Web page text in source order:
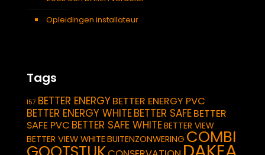
Opleidingen installateur
Tags
157 BETTER ENERGYBETTER ENERGY PVC
BETTER ENERGY WHITEBETTER SAFEBETTER
SAFE PVC BETTER SAFE WHITEBETTER VIEW
BETTER VIEW WHITEBUITENZONWERING COMBI